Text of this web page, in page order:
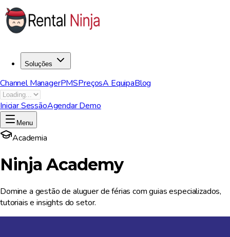
Soluções
Channel ManagerPMSPreçosA EquipaBlog
Iniciar SessãoAgendar Demo
Menu
Academia
Ninja Academy
Domine a gestão de aluguer de férias com guias especializados,
tutoriais e insights do setor.